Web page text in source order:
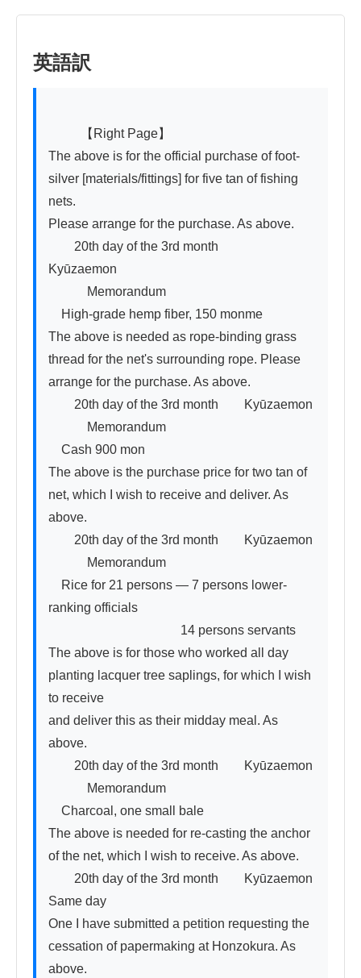
英語訳
The above is for the official purchase of foot-
silver [materials/fittings] for five tan of fishing
nets.
Please arrange for the purchase. As above.
20th day of the 3rd month
Kyūzaemon
Memorandum
High-grade hemp fiber, 150 monme
The above is needed as rope-binding grass
thread for the net's surrounding rope. Please
arrange for the purchase. As above.
20th day of the 3rd month　　Kyūzaemon
Memorandum
Cash 900 mon
The above is the purchase price for two tan of
net, which I wish to receive and deliver. As
above.
20th day of the 3rd month　　Kyūzaemon
Memorandum
Rice for 21 persons — 7 persons lower-
ranking officials
14 persons servants
The above is for those who worked all day
planting lacquer tree saplings, for which I wish
to receive
and deliver this as their midday meal. As
above.
20th day of the 3rd month　　Kyūzaemon
Memorandum
Charcoal, one small bale
The above is needed for re-casting the anchor
of the net, which I wish to receive. As above.
20th day of the 3rd month　　Kyūzaemon
Same day
One I have submitted a petition requesting the
cessation of papermaking at Honzokura. As
above.